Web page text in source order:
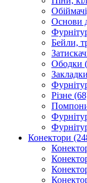
Основи
Бейли,
Ободки
Різне
Конектори